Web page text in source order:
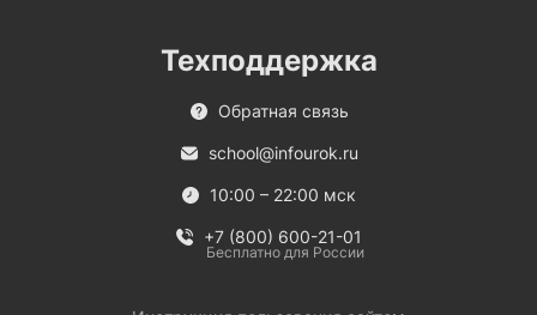
Техподдержка
Обратная связь
school@infourok.ru
10:00 – 22:00 мск
+7 (800) 600-21-01
Бесплатно для России